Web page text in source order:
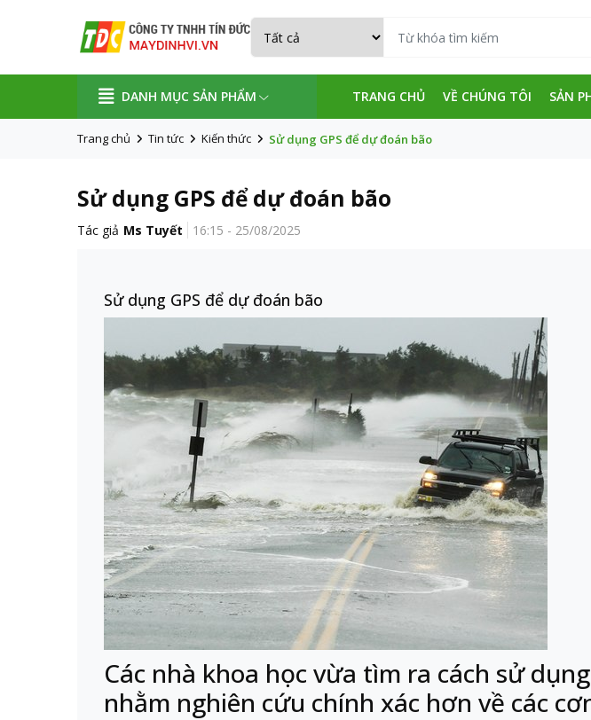
DANH MỤC SẢN PHẨM TRANG CHỦ VỀ CHÚNG TÔI SẢN
Trang chủ Tin tức Kiến thức Sử dụng GPS để dự đoán bão
Sử dụng GPS để dự đoán bão
Tác giả Ms Tuyết 16:15 - 25/08/2025
Sử dụng GPS để dự đoán bão
Các nhà khoa học vừa tìm ra cách sử
nhằm nghiên cứu chính xác hơn về các